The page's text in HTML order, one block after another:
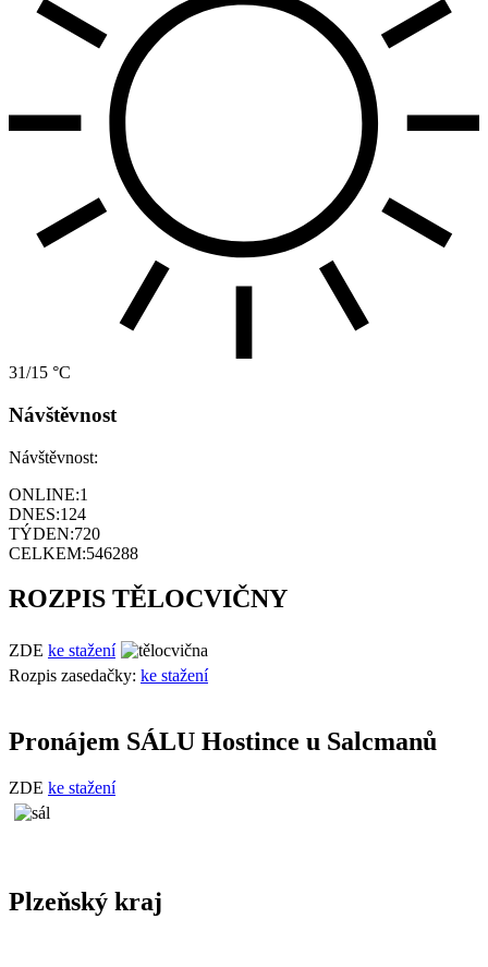
31/15 °C
Návštěvnost
Návštěvnost:
ONLINE:1
DNES:124
TÝDEN:720
CELKEM:546288
ROZPIS TĚLOCVIČNY
ZDE ke stažení
Rozpis zasedačky: ke stažení
Pronájem SÁLU Hostince u Salcmanů
ZDE ke stažení
Plzeňský kraj